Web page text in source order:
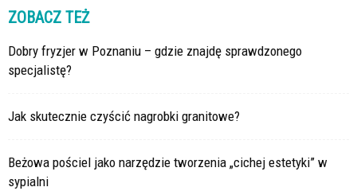
ZOBACZ TEŻ
Dobry fryzjer w Poznaniu – gdzie znajdę sprawdzonego
specjalistę?
Jak skutecznie czyścić nagrobki granitowe?
Beżowa pościel jako narzędzie tworzenia „cichej estetyki” w
sypialni